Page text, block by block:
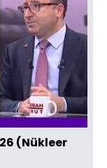
(Nükleer